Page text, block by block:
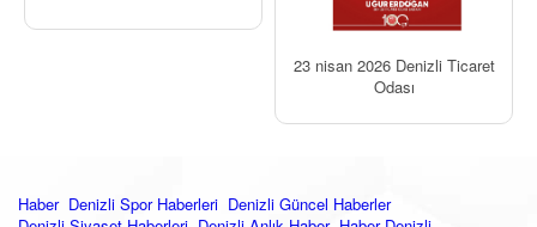
23 nisan 2026 Denizli Ticaret
Odası
Haber Denizli Spor Haberleri Denizli Güncel Haberler